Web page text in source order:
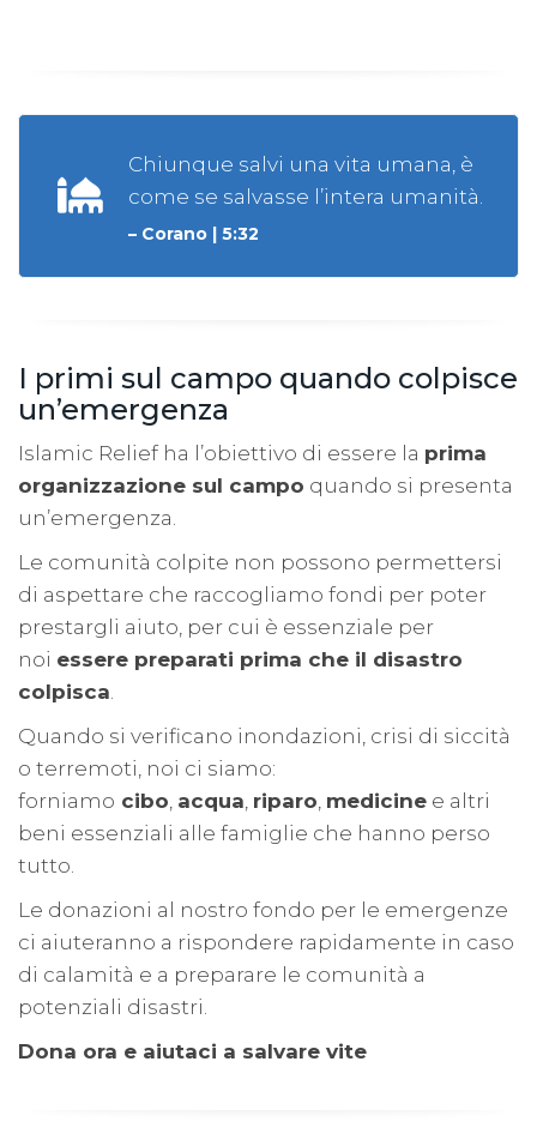
Chiunque salvi una vita umana, è
come se salvasse l’intera umanità.
– Corano | 5:32
I primi sul campo quando colpisce
un’emergenza
Islamic Relief ha l’obiettivo di essere la prima
organizzazione sul campo quando si presenta
un’emergenza.
Le comunità colpite non possono permettersi
di aspettare che raccogliamo fondi per poter
prestargli aiuto, per cui è essenziale per
noi essere preparati prima che il disastro
colpisca
Quando si verificano inondazioni, crisi di siccità
o terremoti, noi ci siamo:
forniamo cibo acqua riparo medicine e altri
beni essenziali alle famiglie che hanno perso
tutto.
Le donazioni al nostro fondo per le emergenze
ci aiuteranno a rispondere rapidamente in caso
di calamità e a preparare le comunità a
potenziali disastri.
Dona ora e aiutaci a salvare vite